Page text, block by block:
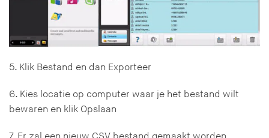
5. Klik Bestand en dan Exporteer
6. Kies locatie op computer waar je het bestand wilt
bewaren en klik Opslaan